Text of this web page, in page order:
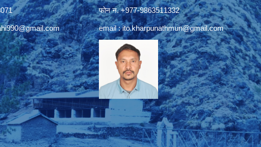
फोन न. +977-9863511332
email :ito.kharpunathmun@gmail.com